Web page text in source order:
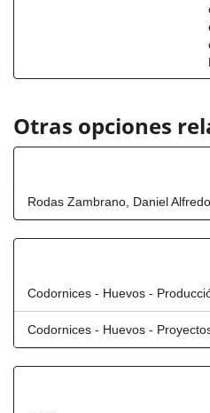
Otras opciones
Rodas Zambrano, Daniel Alfredo
Codornices - Huevos -
Codornices - Huevos - Proyectos